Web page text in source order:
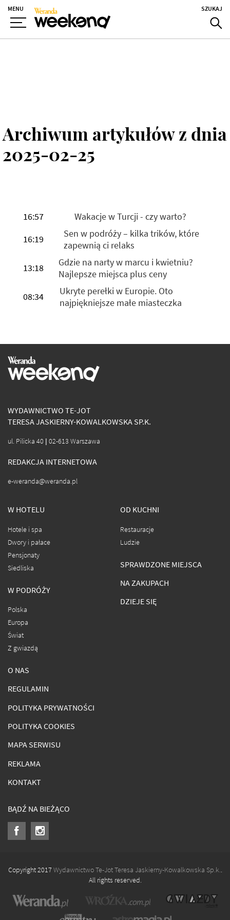
MENU SZUKAJ
Archiwum artykułów z dnia
2025-02-25
16:57
Wakacje w Turcji - czy warto?
16:19
Sen w podróży – kilka trików, które
zapewnią ci relaks
13:18
Gdzie na narty w marcu i kwietniu?
Najlepsze miejsca plus ceny
08:34
Ukryte perełki w Europie. Oto
najpiękniejsze małe miasteczka
WYDAWNICTWO TE-JOT
TERESA JASKIERNY-KOWALKOWSKA SP.K.
ul. Pilicka 40 | 02-613 Warszawa
REDAKCJA INTERNETOWA
e-weranda@weranda.pl
W HOTELU
Hotele i spa
Dwory i pałace
Pensjonaty
Siedliska
W PODRÓŻY
Polska
Europa
Świat
Z gwiazdą
OD KUCHNI
Restauracje
Ludzie
SPRAWDZONE MIEJSCA
NA ZAKUPACH
DZIEJE SIĘ
O NAS
REGULAMIN
POLITYKA PRYWATNOŚCI
POLITYKA COOKIES
MAPA SERWISU
REKLAMA
KONTAKT
BĄDŹ NA BIEŻĄCO
Copyright 2017Wydawnictwo Te-Jot Teresa Jaskierny-Kowalkowska Sp.k..
All rights reserved.